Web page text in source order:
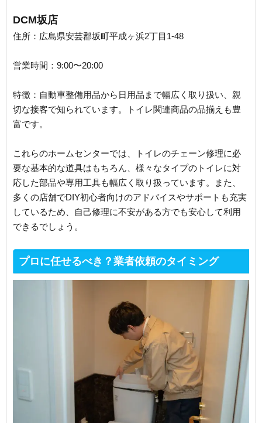
DCM坂店
住所：広島県安芸郡坂町平成ヶ浜2丁目1-48
営業時間：9:00〜20:00
特徴：自動車整備用品から日用品まで幅広く取り扱い、親
切な接客で知られています。トイレ関連商品の品揃えも豊
富です。
これらのホームセンターでは、トイレのチェーン修理に必
要な基本的な道具はもちろん、様々なタイプのトイレに対
応した部品や専用工具も幅広く取り扱っています。また、
多くの店舗でDIY初心者向けのアドバイスやサポートも充実
しているため、自己修理に不安がある方でも安心して利用
できるでしょう。
プロに任せるべき？業者依頼のタイミング